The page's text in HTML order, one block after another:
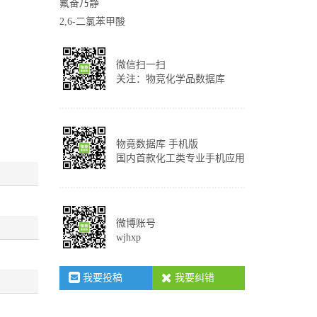
氟奋乃静
2,6-二氯苯甲酸
微信扫一扫
关注：物竞化学品数据库
物竟数据库 手机版
国内首款化工类专业手机应用
微博账号
wjhxp
我要投稿 我要纠错